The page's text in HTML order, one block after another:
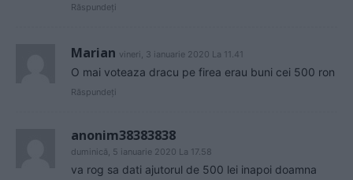
Răspundeți
Marian vineri, 3 ianuarie 2020 La 11.41
O mai voteaza dracu pe firea erau buni cei 500 ron
Răspundeți
anonim38383838
duminică, 5 ianuarie 2020 La 17.58
va rog sa dati ajutorul de 500 lei inapoi doamna